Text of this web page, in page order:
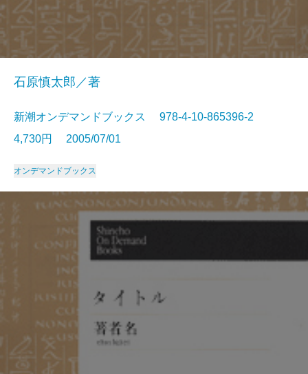
石原慎太郎／著
新潮オンデマンドブックス 978-4-10-865396-2
4,730円 2005/07/01
オンデマンドブックス